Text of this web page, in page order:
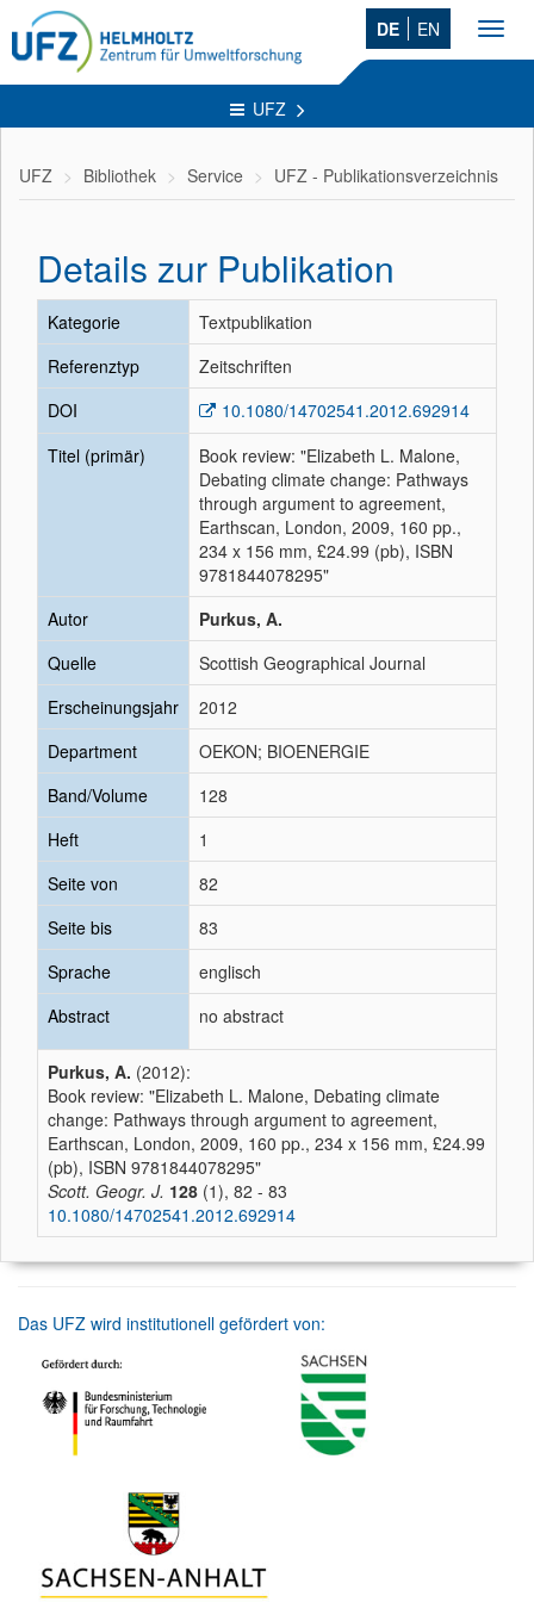
DE EN
UFZ
UFZ Bibliothek Service UFZ - Publikationsverzeichnis
Details zur Publikation
Kategorie
Textpublikation
Referenztyp
Zeitschriften
DOI
10.1080/14702541.2012.692914
Titel (primär)
Book review: "Elizabeth L. Malone,
Debating climate change: Pathways
through argument to agreement,
Earthscan, London, 2009, 160 pp.,
234 x 156 mm, £24.99 (pb), ISBN
9781844078295"
Autor
Purkus, A.
Quelle
Scottish Geographical Journal
Erscheinungsjahr
2012
Department
OEKON; BIOENERGIE
Band/Volume
128
Heft
1
Seite von
82
Seite bis
83
Sprache
englisch
Abstract
no abstract
Purkus, A. (2012):
Book review: "Elizabeth L. Malone, Debating climate
change: Pathways through argument to agreement,
Earthscan, London, 2009, 160 pp., 234 x 156 mm, £24.99
(pb), ISBN 9781844078295"
Scott. Geogr. J. 128 (1), 82 - 83
10.1080/14702541.2012.692914
Das UFZ wird institutionell gefördert von: